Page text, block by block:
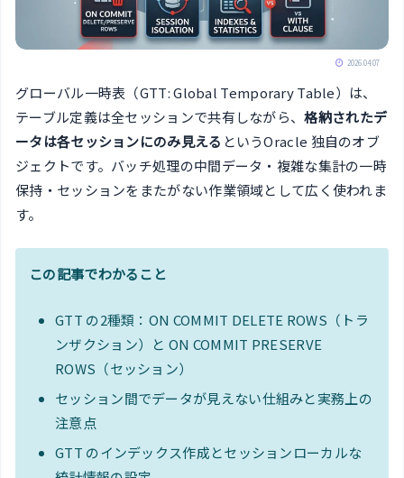
2026.04.07
グローバル一時表（GTT: Global Temporary Table）は、
テーブル定義は全セッションで共有しながら、格納されたデ
ータは各セッションにのみ見える というOracle 独自のオブ
ジェクトです。バッチ処理の中間データ・複雑な集計の一時
保持・セッションをまたがない作業領域として広く使われま
す。
この記事でわかること
GTT の2種類：ON COMMIT DELETE ROWS（トラ
ンザクション）と ON COMMIT PRESERVE
ROWS（セッション）
セッション間でデータが見えない仕組みと実務上の
注意点
GTT のインデックス作成とセッションローカルな